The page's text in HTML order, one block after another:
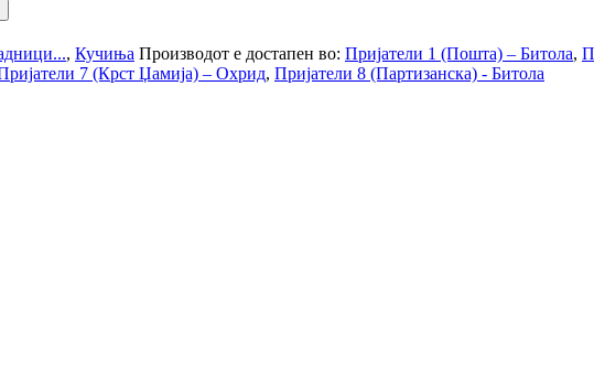
, Кучиња Производот е достапен во: Пријатели 1 (Пошта) – Битола,
7 (Крст Џамија) – Охрид, Пријатели 8 (Партизанска) - Битола